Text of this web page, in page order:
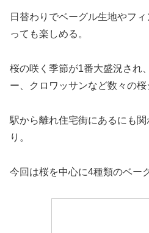
日替わりでベーグル生地やフ
っても楽しめる。
桜の咲く季節が1番大盛況され
ー、クロワッサンなど数々の桜
駅から離れ住宅街にあるにも
り。
今回は桜を中心に4種類のベー